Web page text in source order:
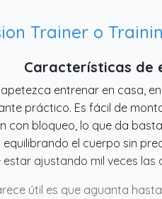
Características de
entrenar en casa,
práctico. Es fácil de
con bloqueo, lo que da
el cuerpo sin
estar ajustando mil veces
útil es que aguanta hasta